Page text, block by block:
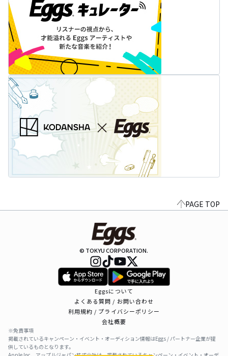
PAGE TOP
© TOKYU CORPORATION.
Eggsについて
よくある質問 / お問い合わせ
利用規約 / プライバシーポリシー
会社概要
※免責事項
掲載されているキャンペーン・イベント・オーディション情報はEggs / パートナー企業が提
供しているものとなります。